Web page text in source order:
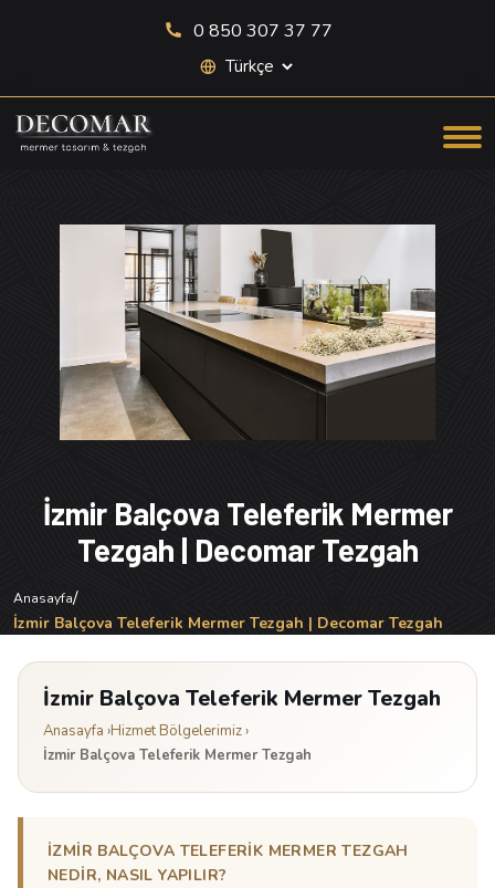
0 850 307 37 77
Site dili seçimi
İzmir Balçova Teleferik Mermer
Tezgah | Decomar Tezgah
Anasayfa/
İzmir Balçova Teleferik Mermer Tezgah | Decomar Tezgah
İzmir Balçova Teleferik Mermer Tezgah
Anasayfa ›Hizmet Bölgelerimiz›
İzmir Balçova Teleferik Mermer Tezgah
İZMIR BALÇOVA TELEFERIK MERMER TEZGAH
NEDIR, NASIL YAPILIR?